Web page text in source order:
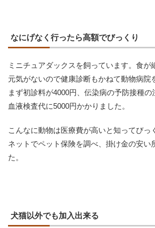
なにげなく行ったら高額でびっくり
ミニチュアダックスを飼っています。食が
元気がないので健康診断もかねて動物病院
まず初診料が4000円、伝染病の予防接種の
血液検査代に5000円かかりました。
こんなに動物は医療費が高いと知ってびっ
ネットでペット保険を調べ、掛け金の安い
た。
犬猫以外でも加入出来る